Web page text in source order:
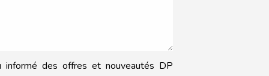
informé des offres et nouveautés DP